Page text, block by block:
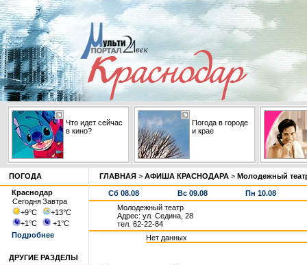
Что идет сейчас
в кино?
Погода в городе
и крае
ПОГОДА
Краснодар
СегодняЗавтра
+9°С +13°С
+1°С +1°С
Подробнее
ДРУГИЕ РАЗДЕЛЫ
ГЛАВНАЯ > АФИША КРАСНОДАРА > Молодежный
Сб 08.08 Вс 09.08
Пн 10.08
Молодежный театр
Адрес: ул. Седина, 28
тел. 62-22-84
Нет данных